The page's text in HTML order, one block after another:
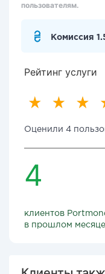
пользователям.
Комиссия
Рейтинг услуги
Оценили 4
4
клиентов
в прошлом месяце